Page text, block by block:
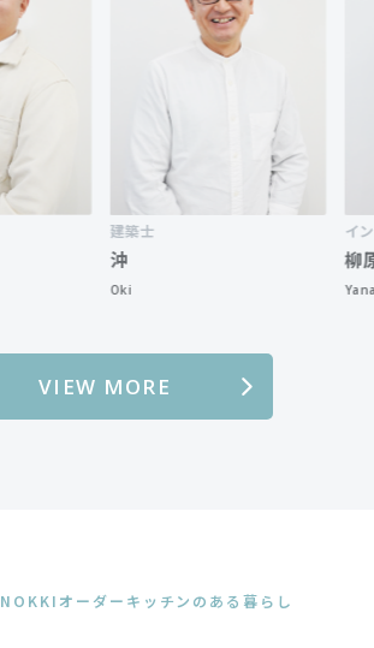
建築士 インテリ
VIEW MORE
NOKKIオーダーキッチンのある暮らし